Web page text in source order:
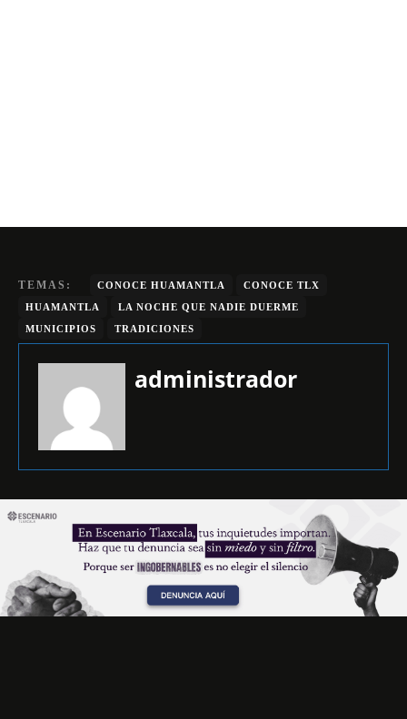
TEMAS: CONOCE HUAMANTLA
CONOCE TLX
HUAMANTLA
LA NOCHE QUE NADIE DUERME
MUNICIPIOS
TRADICIONES
administrador